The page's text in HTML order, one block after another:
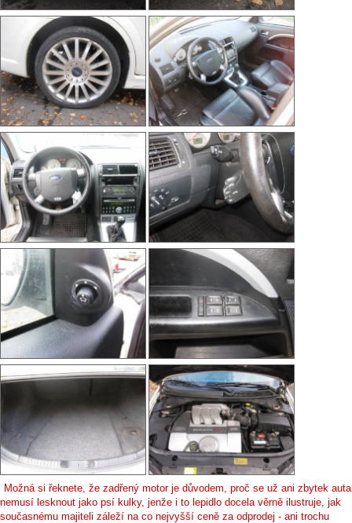
Možná si řeknete, že zadřený motor je důvodem, proč se už ani zbytek auta
nemusí lesknout jako psí kulky, jenže i to lepidlo docela věrně ilustruje, jak
současnému majiteli záleží na co nejvyšší ceně za odprodej - ani trochu